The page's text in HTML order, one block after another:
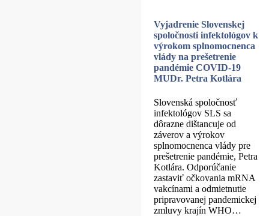
Vyjadrenie Slovenskej
spoločnosti infektológov k
výrokom splnomocnenca
vlády na prešetrenie
pandémie COVID-19
MUDr. Petra Kotlára
Slovenská spoločnosť
infektológov SLS sa
dôrazne dištancuje od
záverov a výrokov
splnomocnenca vlády pre
prešetrenie pandémie, Petra
Kotlára. Odporúčanie
zastaviť očkovania mRNA
vakcínami a odmietnutie
pripravovanej pandemickej
zmluvy krajín WHO…